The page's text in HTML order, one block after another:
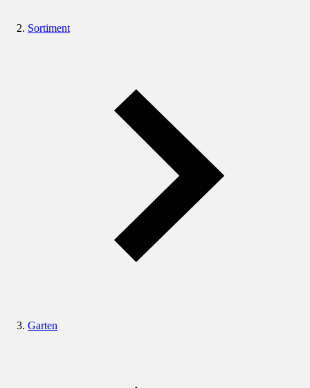
Sortiment
Garten